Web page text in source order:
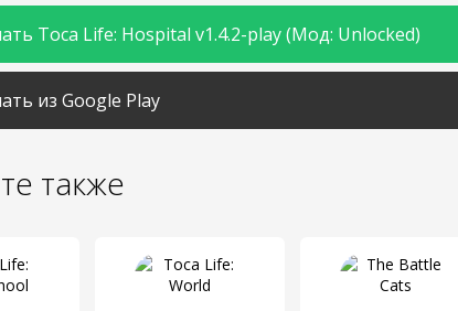
Toca Life: Hospital v1.4.2-play (Мод: Unlocked)
из Google Play
также